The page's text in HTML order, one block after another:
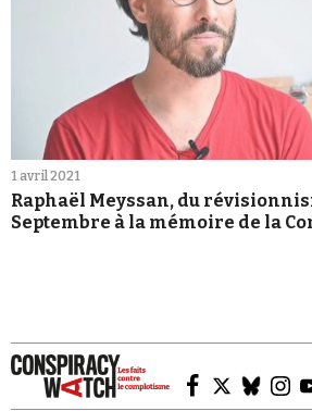
1 avril 2021
Raphaël Meyssan, du
Septembre à la mémoire de la